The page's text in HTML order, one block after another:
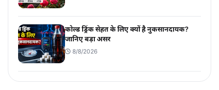
कोल्ड ड्रिंक सेहत के लिए क्यों है नुकसानदायक?
जानिए बड़ा असर
8/8/2026